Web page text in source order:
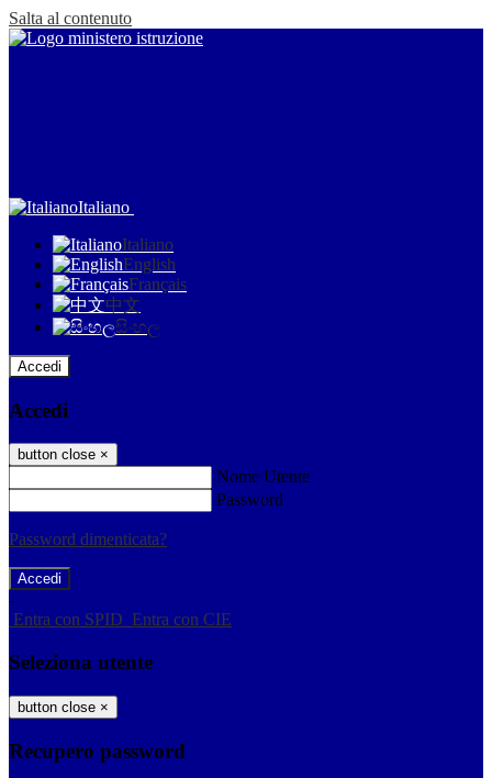
Salta al contenuto
Italiano
Italiano
English
Français
中文
සිංහල
Accedi
Accedi
button close ×
Nome Utente
Password
Password dimenticata?
-
Entra con SPID Entra con CIE
Seleziona utente
button close ×
Recupero password